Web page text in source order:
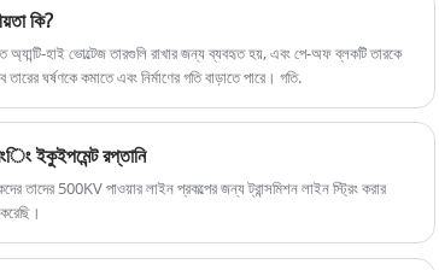
রেটিং সহ একটি নিম্ন এবং
রয়েছে।
কি?
অ্যান্টি-হাই ভোল্টেজ তারগুলি রাখার জন্য ব্যবহৃত হয়, এবং পে-অফ ব্লকটি তারকে
ঘর্ষণকে কমাতে এবং নির্মাণের গতি বাড়াতে পারে। গতি.
ইকুইপমেন্ট রপ্তানি
তাদের 500KV পাওয়ার লাইন প্রকল্পের জন্য ট্রান্সমিশন লাইন স্ট্রিং করার